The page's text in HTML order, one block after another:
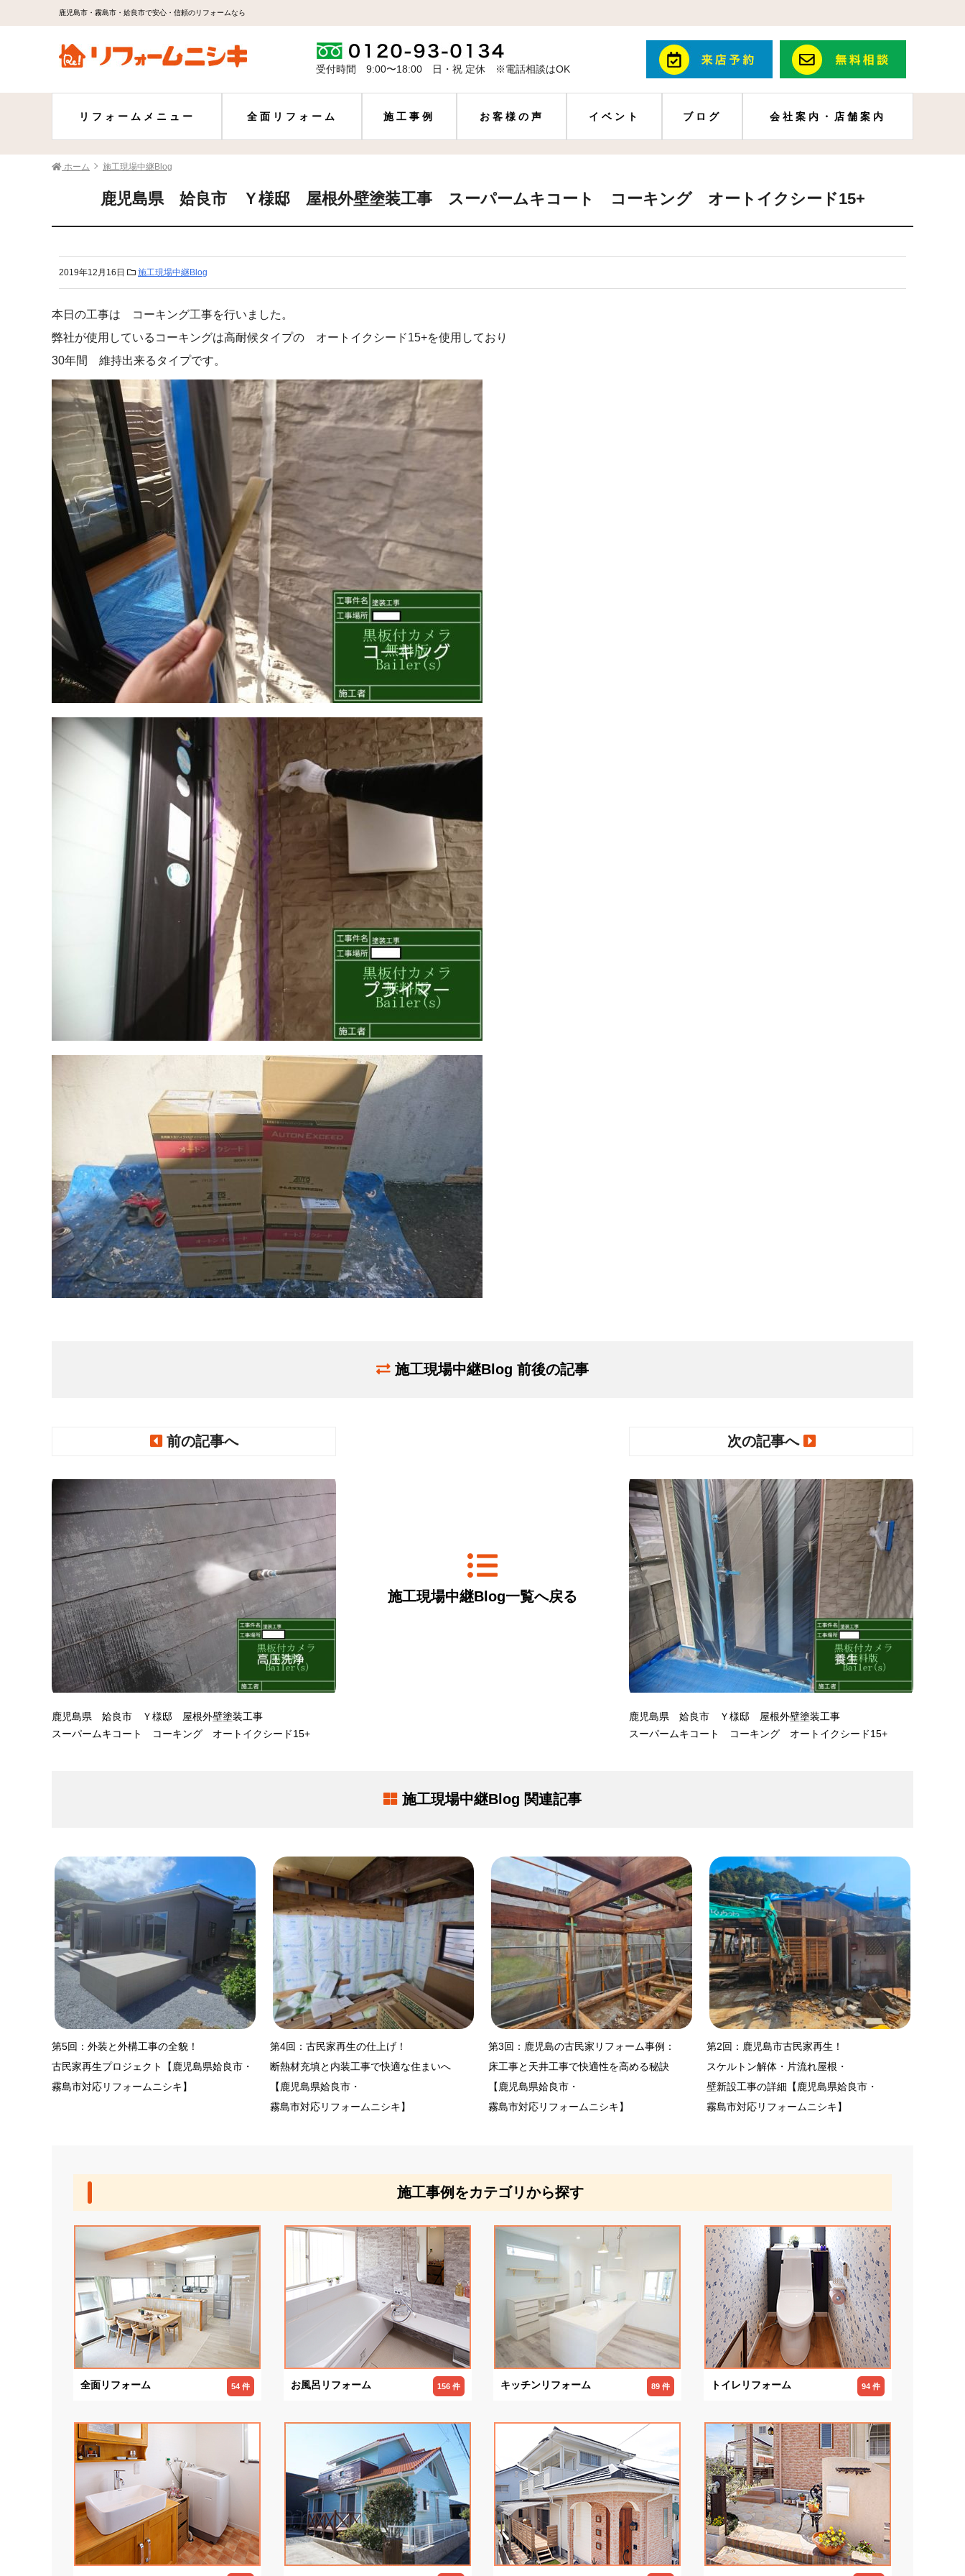
鹿児島市・霧島市・姶良市で安心・信頼のリフォームなら
受付時間 9:00〜18:00 日・祝 定休 ※電話相談はOK
リフォームメニュー 全面リフォーム 施工事例 お客様の声 イベント ブログ 会社案内・店舗案内
ホーム 施工現場中継Blog
鹿児島県 姶良市 Ｙ様邸 屋根外壁塗装工事 スーパームキコート コーキング オートイクシード15+
2019年12月16日 施工現場中継Blog
本日の工事は コーキング工事を行いました。
弊社が使用しているコーキングは高耐候タイプの オートイクシード15+を使用しており
30年間 維持出来るタイプです。
施工現場中継Blog 前後の記事
前の記事へ
鹿児島県 姶良市 Ｙ様邸 屋根外壁塗装工事
スーパームキコート コーキング オートイクシード15+
施工現場中継Blog一覧へ戻る
次の記事へ
鹿児島県 姶良市 Ｙ様邸 屋根外壁塗装工事
スーパームキコート コーキング オートイクシード15+
施工現場中継Blog 関連記事
第5回：外装と外構工事の全貌！
古民家再生プロジェクト【鹿児島県姶良市・
霧島市対応リフォームニシキ】
第4回：古民家再生の仕上げ！
断熱材充填と内装工事で快適な住まいへ
【鹿児島県姶良市・
霧島市対応リフォームニシキ】
第3回：鹿児島の古民家リフォーム事例：
床工事と天井工事で快適性を高める秘訣
【鹿児島県姶良市・
霧島市対応リフォームニシキ】
第2回：鹿児島市古民家再生！
スケルトン解体・片流れ屋根・
壁新設工事の詳細【鹿児島県姶良市・
霧島市対応リフォームニシキ】
施工事例をカテゴリから探す
全面リフォーム 54 件 お風呂リフォーム 156 件 キッチンリフォーム 89 件 トイレリフォーム 94 件